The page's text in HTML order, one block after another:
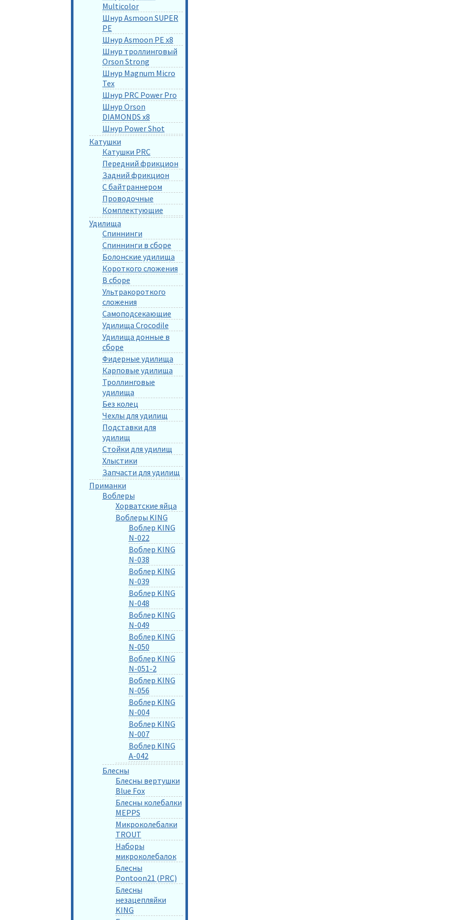
Multicolor
Шнур Asmoon SUPER
PE
Шнур Asmoon PE x8
Шнур троллинговый
Orson Strong
Шнур Magnum Micro
Tex
Шнур PRC Power Pro
Шнур Orson
DIAMONDS x8
Шнур Power Shot
Катушки
Катушки PRC
Передний фрикцион
Задний фрикцион
С байтраннером
Проводочные
Комплектующие
Удилища
Спиннинги
Спиннинги в сборе
Болонские удилища
Короткого сложения
В сборе
Ультракороткого
сложения
Самоподсекающие
Удилища Crocodile
Удилища донные в
сборе
Фидерные удилища
Карповые удилища
Троллинговые
удилища
Без колец
Чехлы для удилищ
Подставки для
удилищ
Стойки для удилищ
Хлыстики
Запчасти для удилищ
Приманки
Воблеры
Хорватские яйца
Воблеры KING
Воблер KING
N-022
Воблер KING
N-038
Воблер KING
N-039
Воблер KING
N-048
Воблер KING
N-049
Воблер KING
N-050
Воблер KING
N-051-2
Воблер KING
N-056
Воблер KING
N-004
Воблер KING
N-007
Воблер KING
A-042
Блесны
Блесны вертушки
Blue Fox
Блесны колебалки
MEPPS
Микроколебалки
TROUT
Наборы
микроколебалок
Блесны
Pontoon21 (PRC)
Блесны
незацепляйки
KING